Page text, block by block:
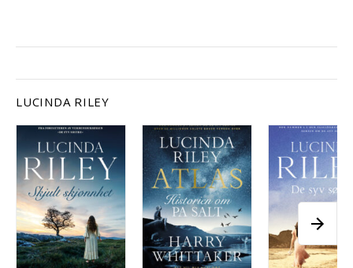
LUCINDA RILEY